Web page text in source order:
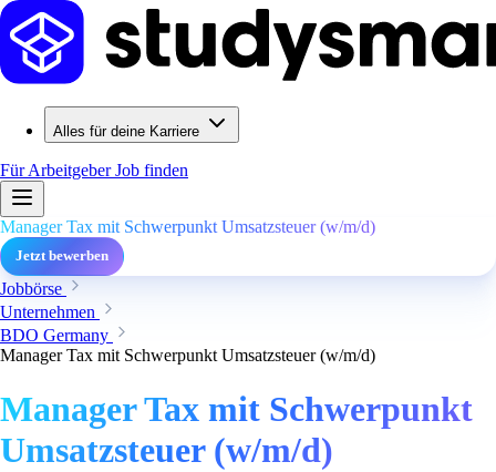
Alles für deine Karriere
Für ArbeitgeberJob finden
Manager Tax mit Schwerpunkt Umsatzsteuer (w/m/d)
Jetzt bewerben
Jobbörse
Unternehmen
BDO Germany
Manager Tax mit Schwerpunkt Umsatzsteuer (w/m/d)
Manager Tax mit Schwerpunkt
Umsatzsteuer (w/m/d)